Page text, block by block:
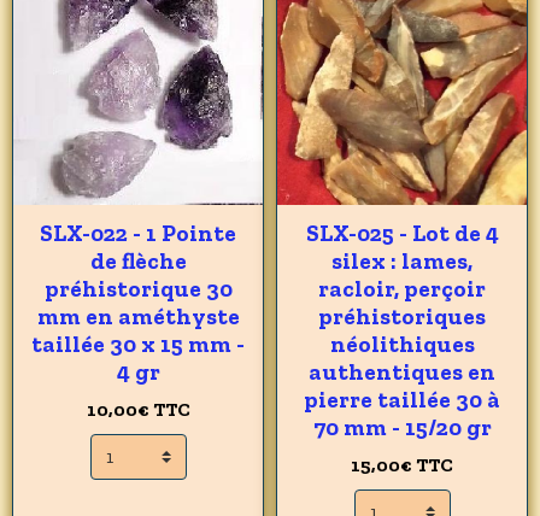
SLX-022 - 1 Pointe
de flèche
préhistorique 30
mm en améthyste
taillée 30 x 15 mm -
4 gr
10,00€ TTC
SLX-025 - Lot de 4
silex : lames,
racloir, perçoir
préhistoriques
néolithiques
authentiques en
pierre taillée 30 à
70 mm - 15/20 gr
15,00€ TTC